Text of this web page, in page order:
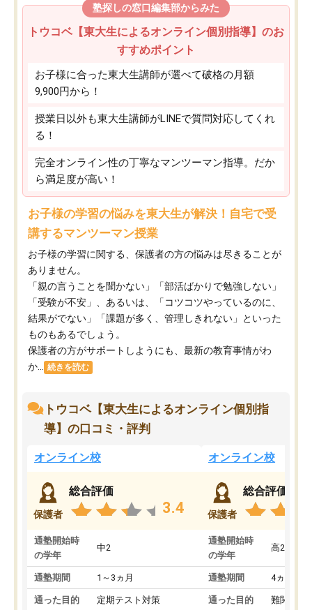
塾探しの窓口編集部からみた
トウコベ【東大生によるオンライン個別指導】のお
すすめポイント
お子様に合った東大生講師が選べて破格の月額
9,900円から！
授業日以外も東大生講師がLINEで質問対応してくれ
る！
完全オンライン性の丁寧なマンツーマン指導。だか
ら満足度が高い！
お子様の学習の悩みを東大生が解決！自宅で受
講するマンツーマン授業
お子様の学習に関する、保護者の方の悩みは尽きることが
ありません。
「親の言うことを聞かない」「部活ばかりで勉強しない」
「受験が不安」、あるいは、「コツコツやっているのに、
結果がでない」「課題が多く、管理しきれない」といった
ものもあるでしょう。
保護者の方がサポートしようにも、最新の教育事情がわ
か...
続きを読む
トウコベ【東大生によるオンライン個別指
導】の口コミ・評判
オンライン校
保護者
総合評価
3.4
通塾開始時
の学年
中2
通塾期間 1～3ヵ月
通った目的 定期テスト対策
オンライン校
保護者
総合評価
通塾開始時
の学年
高2
通塾期間 4ヵ月～1
通った目的 難関私立